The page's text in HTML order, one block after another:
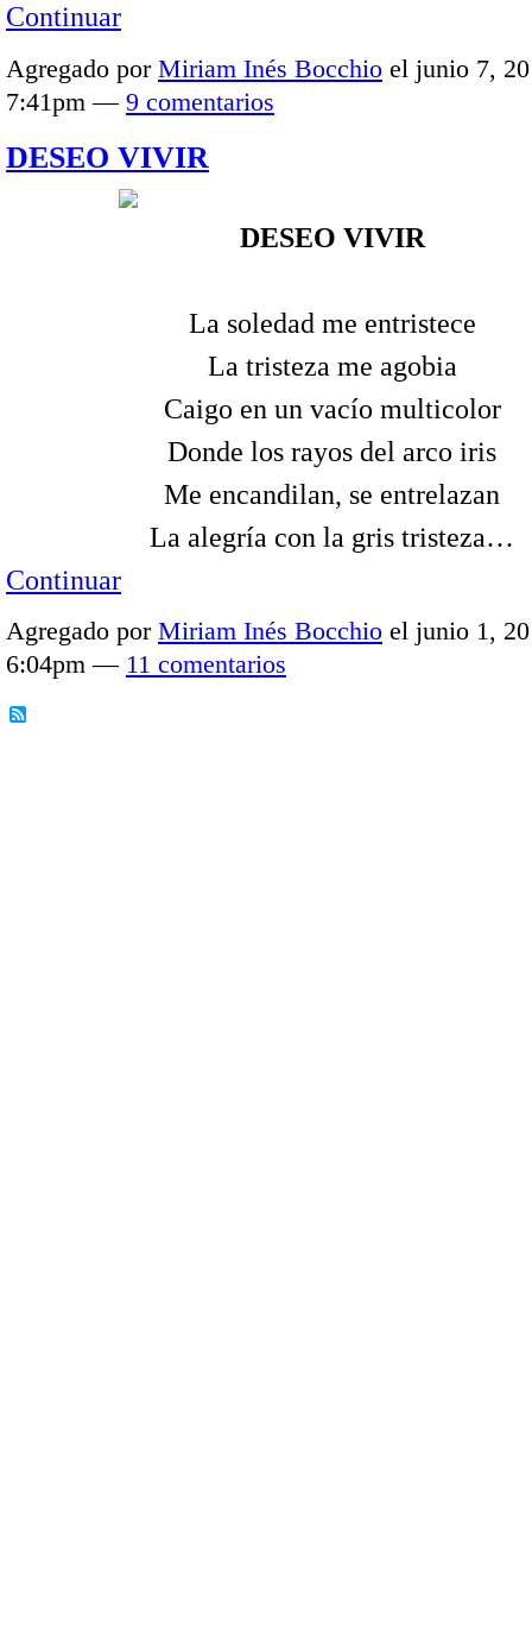
Continuar
Agregado por Miriam Inés Bocchio el junio 7,
7:41pm — 9 comentarios
DESEO VIVIR
DESEO VIVIR
La soledad me entristece
La tristeza me agobia
Caigo en un vacío multicolor
Donde los rayos del arco iris
Me encandilan, se entrelazan
La alegría con la gris tristeza…
Continuar
Agregado por Miriam Inés Bocchio el junio 1,
6:04pm — 11 comentarios